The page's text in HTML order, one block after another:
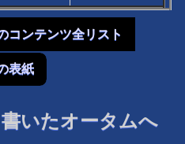
コンテンツ全リスト
表紙
いたオータムへ